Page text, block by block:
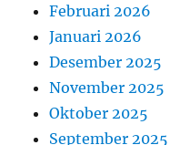
Februari 2026
Januari 2026
Desember 2025
November 2025
Oktober 2025
September 2025